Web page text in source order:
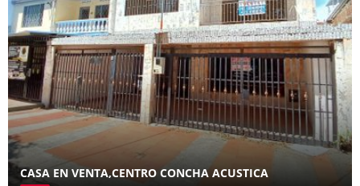
CASA EN VENTA,CENTRO CONCHA ACUSTICA